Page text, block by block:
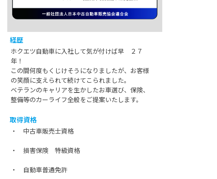
経歴
ホクエツ自動車に入社して気が付けば早 ２７
年！
この間何度もくじけそうになりましたが、お客様
の笑顔に支えられて続けてこられました。
ベテランのキャリアを生かしたお車選び、保険、
整備等のカーライフ全般をご提案いたします。
取得資格
・ 中古車販売士資格
・ 損害保険 特級資格
・ 自動車普通免許